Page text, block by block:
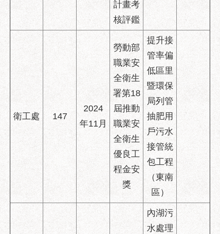
計畫考
核評鑑
衛工處 147
2024
年11月
勞動部
職業安
全衛生
署第18
屆推動
職業安
全衛生
優良工
程金安
獎
提升接
管率偏
低區里
暨環保
局列管
抽肥用
戶污水
接管統
包工程
（東南
區）
內湖污
水處理